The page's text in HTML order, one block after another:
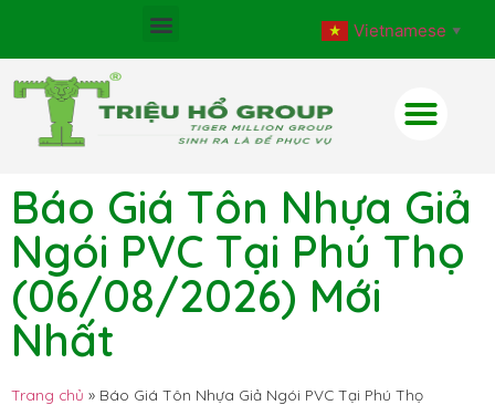
Vietnamese ▼
Báo Giá Tôn Nhựa Giả
Ngói PVC Tại Phú Thọ
(06/08/2026) Mới
Nhất
Trang chủ » Báo Giá Tôn Nhựa Giả Ngói PVC Tại Phú Thọ